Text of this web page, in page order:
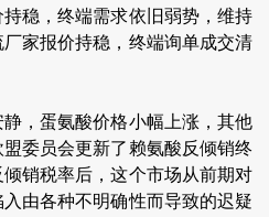
稳，终端需求依旧弱势，维持
家报价持稳，终端询单成交清
，蛋氨酸价格小幅上涨，其他
委员会更新了赖氨酸反倾销终
销税率后，这个市场从前期对
由各种不明确性而导致的迟疑